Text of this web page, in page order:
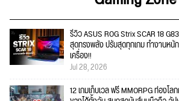
รีวิว ASUS ROG Strix SCAR 18
สุดทรงพลัง ปรับสุดทุกเกม ทำงานหนั
เครื่อง!!
Jul 28, 2026
12 เกมเก็บเวล ฟรี MMORPG ท่องโ